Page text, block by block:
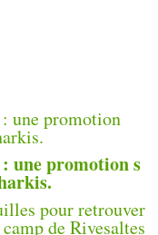
une promotion s